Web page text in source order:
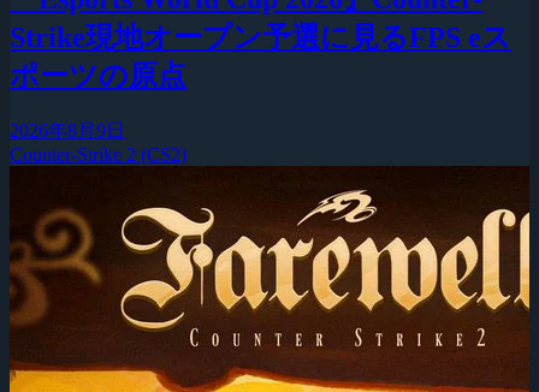
Strike現地オープン予選に見るFPS eス
ポーツの原点
2026年8月9日
Counter-Strike 2 (CS2)